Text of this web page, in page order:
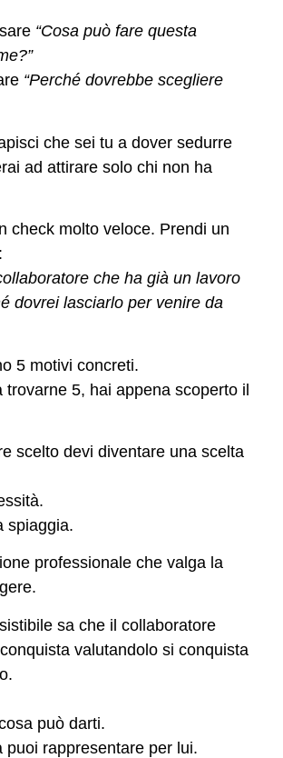
“Cosa può fare questa
“Perché dovrebbe scegliere
che sei tu a dover sedurre
ad attirare solo chi non ha
check molto veloce. Prendi un
che ha già un lavoro
dovrei lasciarlo per venire da
5 motivi concreti.
trovarne 5, hai appena scoperto il
scelto devi diventare una scelta
spiaggia.
professionale che valga la
sa che il collaboratore
valutandolo si conquista
può darti.
puoi rappresentare per lui.